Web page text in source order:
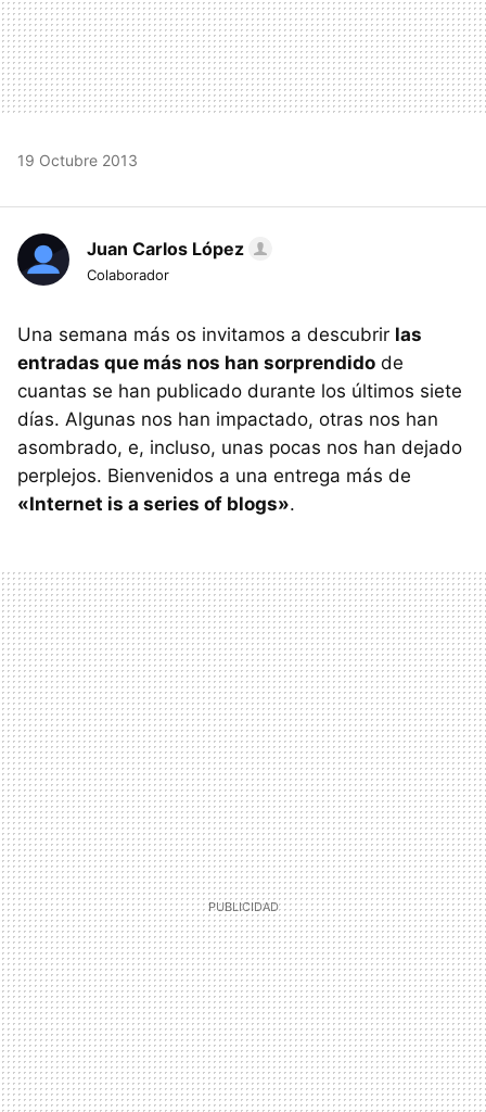
19 Octubre 2013
Juan Carlos López
Colaborador
Una semana más os invitamos a descubrir las
entradas que más nos han sorprendido de
cuantas se han publicado durante los últimos siete
días. Algunas nos han impactado, otras nos han
asombrado, e, incluso, unas pocas nos han dejado
perplejos. Bienvenidos a una entrega más de
«Internet is a series of blogs».